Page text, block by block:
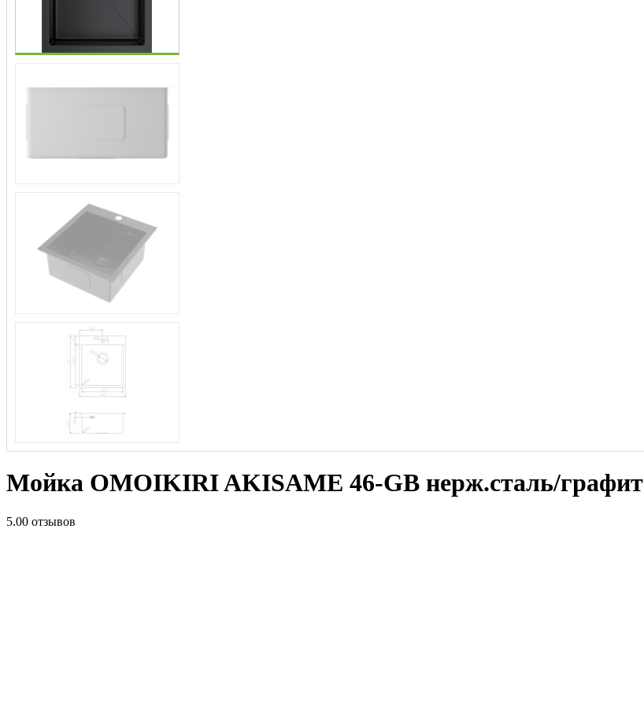
Мойка OMOIKIRI AKISAME 46-GB нерж.сталь/графит
5.00 отзывов